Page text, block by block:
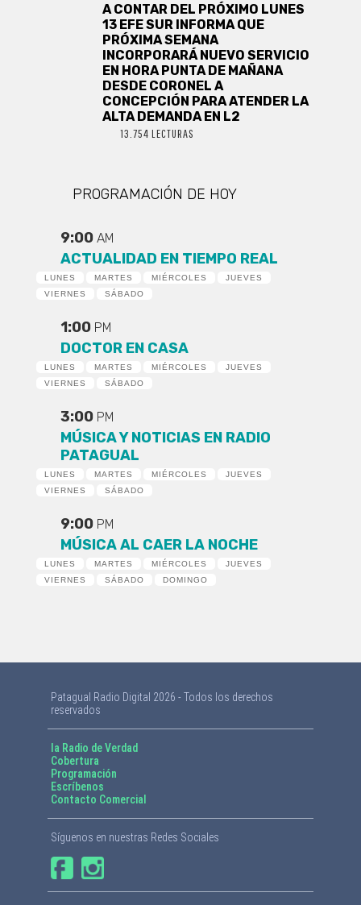
A CONTAR DEL PRÓXIMO LUNES
13 EFE SUR INFORMA QUE
PRÓXIMA SEMANA
INCORPORARÁ NUEVO SERVICIO
EN HORA PUNTA DE MAÑANA
DESDE CORONEL A
CONCEPCIÓN PARA ATENDER LA
ALTA DEMANDA EN L2
13.754 LECTURAS
PROGRAMACIÓN DE HOY
9:00 AM
ACTUALIDAD EN TIEMPO REAL
LUNES MARTES MIÉRCOLES
JUEVES
VIERNES
SÁBADO
1:00 PM
DOCTOR EN CASA
LUNES MARTES MIÉRCOLES
JUEVES
VIERNES
SÁBADO
3:00 PM
MÚSICA Y NOTICIAS EN RADIO
PATAGUAL
LUNES MARTES MIÉRCOLES
JUEVES
VIERNES
SÁBADO
9:00 PM
MÚSICA AL CAER LA NOCHE
LUNES MARTES MIÉRCOLES
JUEVES
VIERNES
SÁBADO DOMINGO
Patagual Radio Digital 2026 - Todos los derechos
reservados
la Radio de Verdad
Cobertura
Programación
Escríbenos
Contacto Comercial
Síguenos en nuestras Redes Sociales